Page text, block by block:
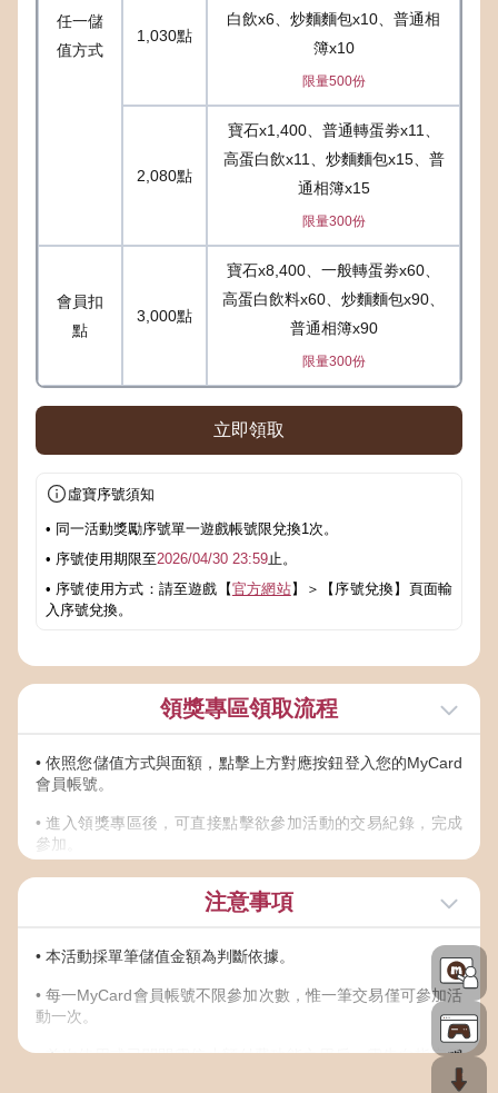
任一儲
值方式
1,030點
白飲x6、炒麵麵包x10、普通相
簿x10
限量500份
2,080點
寶石x1,400、普通轉蛋劵x11、
高蛋白飲x11、炒麵麵包x15、普
通相簿x15
限量300份
會員扣
點
3,000點
寶石x8,400、一般轉蛋劵x60、
高蛋白飲料x60、炒麵麵包x90、
普通相簿x90
限量300份
立即領取
虛寶序號須知
• 同一活動獎勵序號單一遊戲帳號限兌換1次。
• 序號使用期限至2026/04/30 23:59止。
• 序號使用方式：請至遊戲【官方網站】＞【序號兌換】頁面輸
入序號兌換。
領獎專區領取流程
• 依照您儲值方式與面額，點擊上方對應按鈕登入您的MyCard
會員帳號。
• 進入領獎專區後，可直接點擊欲參加活動的交易紀錄，完成
參加。
• 若未有符合之儲值紀錄，請稍後或點擊更新；非儲值進
MyCard會員之交易，又未輸入會員專屬碼歸戶交易紀錄者，
• 請妥善保存可參與活動之卡號與密碼；若不慎遺失，視同放
棄此活動參加機會，MyCard客服中心恕不提供查詢卡號密碼
服務。
，查詢該筆訂
注意事項
• 本活動採單筆儲值金額為判斷依據。
• 每一MyCard會員帳號不限參加次數，惟一筆交易僅可參加活
動一次。
• 首次使用或已關閉電信小額付費功能之用戶，需先向指定電
信申請開通小額付費功能並設定安全碼後，才能進行小額付費